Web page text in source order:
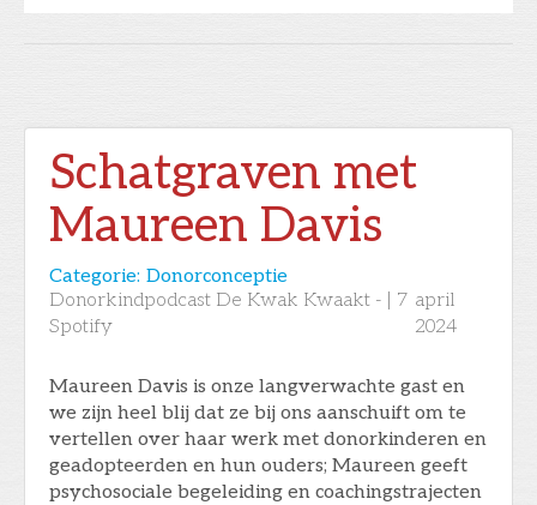
Schatgraven met
Maureen Davis
Categorie: Donorconceptie
Donorkindpodcast De Kwak Kwaakt -
Spotify
7 april
2024
Maureen Davis is onze langverwachte gast en
we zijn heel blij dat ze bij ons aanschuift om te
vertellen over haar werk met donorkinderen en
geadopteerden en hun ouders; Maureen geeft
psychosociale begeleiding en coachingstrajecten